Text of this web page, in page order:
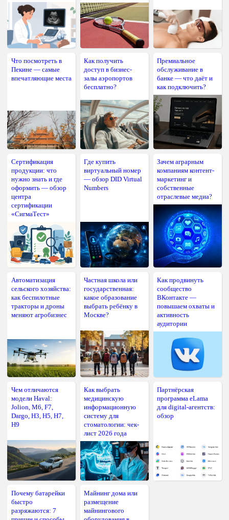
Что посмотреть в
Пекине — самые
впечатляющие места
Как получить
доступ в бизнес-
залы аэропортов
бесплатно?
Премиальное
обслуживание в
банке — что даёт и
как подключить?
Сертификация
продукции: что
нужно знать и где
оформить — обзор
центра
сертификации
«СигмаТест»
Где купить
виртуальный номер
— обзор DID Virtual
Numbers
Зачем аграрным
компаниям контент-
маркетинг и
собственные
отраслевые медиа?
Автоматизация
сельского хозяйства:
как беспилотные
тракторы и дроны
меняют агробизнес
Частная школа или
государственная:
какое образование
выбрать ребёнку в
Москве?
Как продвинуть
сообщество
ВКонтакте —
повышаем охваты и
активность
аудитории
Чем отличаются
модели Haval:
Jolion, M6, F7,
Dargo, H3, H5, H7,
H9
Как выбрать
медицинскую
информационную
систему для
стоматологии: чек-
лист 2026 года
Партнёрская
программа eLama
для digital-агентств:
обзор
Почему батарейки
быстро
разряжаются: 7
Майнинг дома или
размещение
майнингового